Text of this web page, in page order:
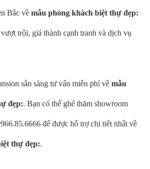
Bắc về mẫu phòng khách biệt thự đẹp:
trội, giá thành cạnh tranh và dịch vụ
sẵn sàng tư vấn miễn phí về mẫu
đẹp:. Bạn có thể ghé thăm showroom
để được hỗ trợ chi tiết nhất về
thự đẹp:.